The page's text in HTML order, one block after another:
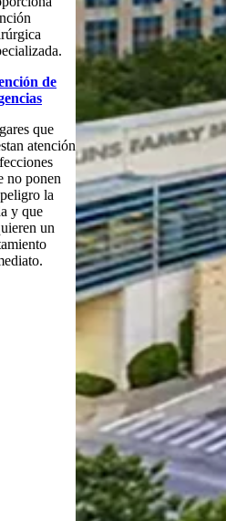
de
que
atención
no ponen
la
y que
un